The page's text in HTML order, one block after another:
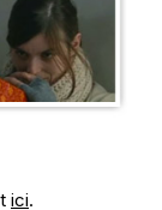
ici.